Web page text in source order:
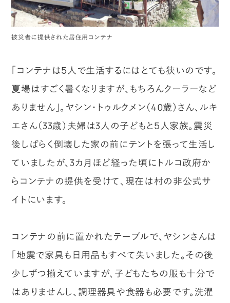
被災者に提供された居住用コンテナ
「コンテナは5人で生活するにはとても狭いのです。
夏場はすごく暑くなりますが、もちろんクーラーなど
ありません」。ヤシン・トゥルクメン（40歳）さん、ルキ
エさん（33歳）夫婦は3人の子どもと5人家族。震災
後しばらく倒壊した家の前にテントを張って生活し
ていましたが、3カ月ほど経った頃にトルコ政府か
らコンテナの提供を受けて、現在は村の非公式サ
イトにいます。
コンテナの前に置かれたテーブルで、ヤシンさんは
「地震で家具も日用品もすべて失いました。その後
少しずつ揃えていますが、子どもたちの服も十分で
はありませんし、調理器具や食器も必要です。洗濯